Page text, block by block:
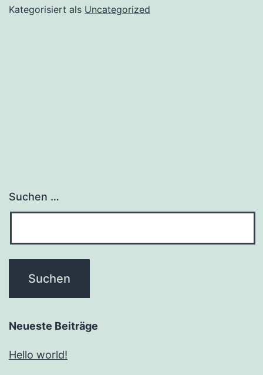
Kategorisiert als Uncategorized
Suchen …
Neueste Beiträge
Hello world!